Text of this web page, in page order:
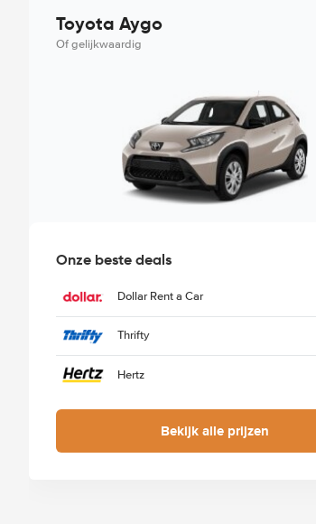
Toyota Aygo
Of gelijkwaardig
Onze beste deals
Dollar Rent a Car
Thrifty
Hertz
Bekijk alle prijzen